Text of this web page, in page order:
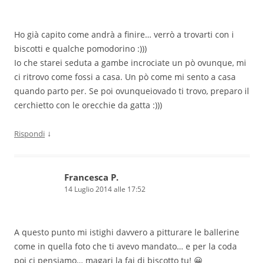
Ho già capito come andrà a finire… verrò a trovarti con i
biscotti e qualche pomodorino :)))
Io che starei seduta a gambe incrociate un pò ovunque, mi
ci ritrovo come fossi a casa. Un pò come mi sento a casa
quando parto per. Se poi ovunqueiovado ti trovo, preparo il
cerchietto con le orecchie da gatta :)))
Rispondi ↓
Francesca P.
14 Luglio 2014 alle 17:52
A questo punto mi istighi davvero a pitturare le ballerine
come in quella foto che ti avevo mandato… e per la coda
poi ci pensiamo… magari la fai di biscotto tu! 😀